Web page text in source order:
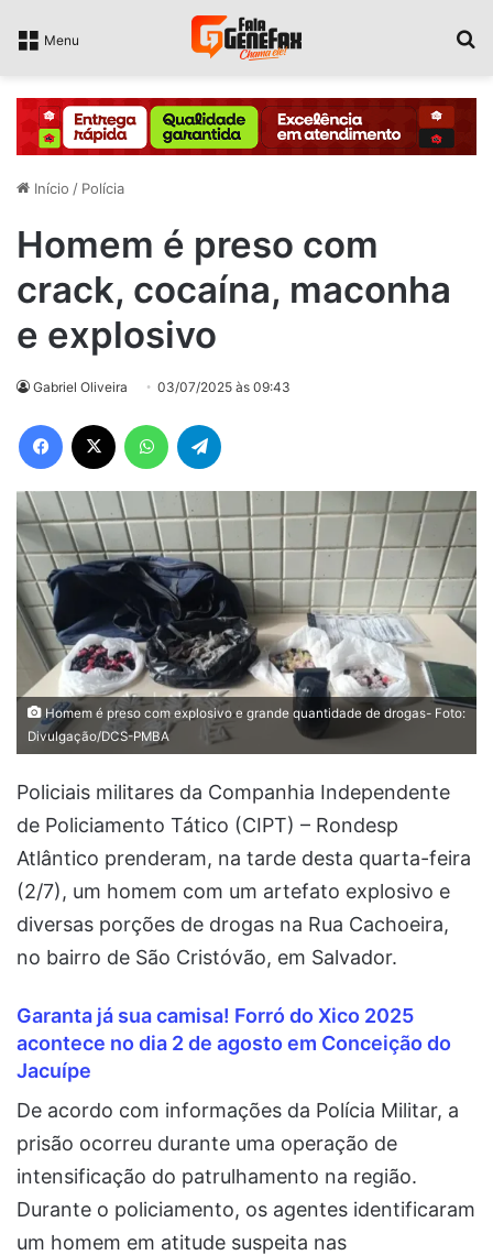
Menu
Início / Polícia
Homem é preso com
crack, cocaína, maconha
e explosivo
Gabriel Oliveira 03/07/2025 às 09:43
Facebook WhatsApp
Homem é preso com explosivo e grande quantidade de drogas- Foto:
Divulgação/DCS-PMBA
Policiais militares da Companhia Independente
de Policiamento Tático (CIPT) – Rondesp
Atlântico prenderam, na tarde desta quarta-feira
(2/7), um homem com um artefato explosivo e
diversas porções de drogas na Rua Cachoeira,
no bairro de São Cristóvão, em Salvador.
Garanta já sua camisa! Forró do Xico 2025
acontece no dia 2 de agosto em Conceição do
Jacuípe
De acordo com informações da Polícia Militar, a
prisão ocorreu durante uma operação de
intensificação do patrulhamento na região.
Durante o policiamento, os agentes identificaram
um homem em atitude suspeita nas